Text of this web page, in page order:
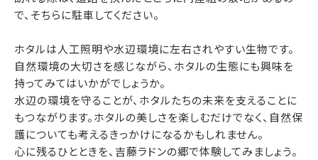
で、そちらに駐車してください。
ホタルは人工照明や水辺環境に左右されやすい生物です。
自然環境の大切さを感じながら、ホタルの生態にも興味を
持ってみてはいかがでしょうか。
水辺の環境を守ることが、ホタルたちの未来を支えることに
もつながります。ホタルの美しさを楽しむだけでなく、自然保
護についても考えるきっかけになるかもしれません。
心に残るひとときを、吉藤ラドンの郷で体験してみましょう。